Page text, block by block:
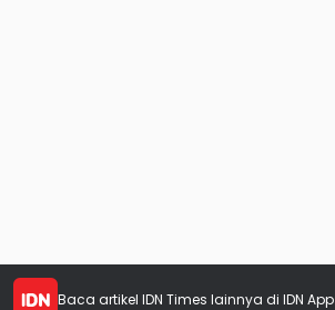
Baca artikel IDN Times lainnya di IDN App